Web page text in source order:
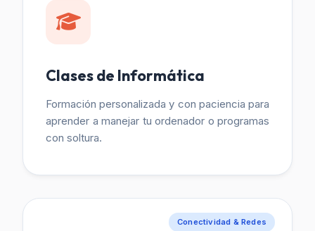
Clases de Informática
Formación personalizada y con paciencia para
aprender a manejar tu ordenador o programas
con soltura.
Conectividad & Redes